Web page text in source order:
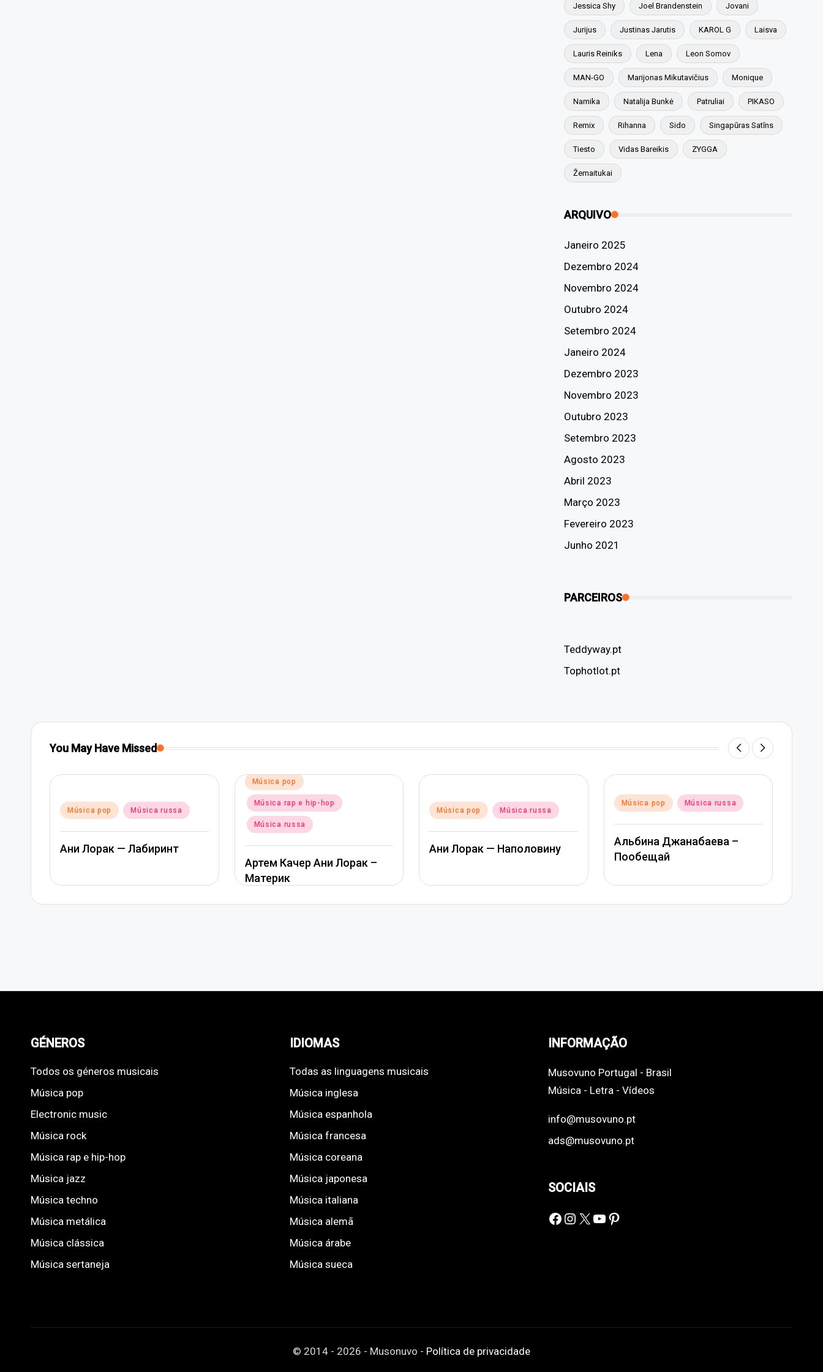
Jessica Shy Joel Brandenstein Jovani
Jurijus Justinas Jarutis KAROL G Laisva
Lauris Reiniks Lena Leon Somov
MAN-GO Marijonas Mikutavičius Monique
Namika Natalija Bunkė Patruliai PIKASO
Remix Rihanna Sido Singapūras Satīns
Tiesto Vidas Bareikis ZYGGA
Žemaitukai
ARQUIVO
Janeiro 2025
Dezembro 2024
Novembro 2024
Outubro 2024
Setembro 2024
Janeiro 2024
Dezembro 2023
Novembro 2023
Outubro 2023
Setembro 2023
Agosto 2023
Abril 2023
Março 2023
Fevereiro 2023
Junho 2021
PARCEIROS
Teddyway.pt
Tophotlot.pt
You May Have Missed
Posted
Música pop Música russa
Ани Лорак — Лабиринт
Posted
in
Música pop
Música rap e hip-hop
Música russa
Артем Качер Ани Лорак –
Материк
Posted
Música pop Música russa
Ани Лорак — Наполовину
Posted
Música pop Música russa
Альбина Джанабаева –
Пообещай
GÉNEROS
Todos os géneros musicais
Música pop
Electronic music
Música rock
Música rap e hip-hop
Música jazz
Música techno
Música metálica
Música clássica
Música sertaneja
IDIOMAS
Todas as linguagens musicais
Música inglesa
Música espanhola
Música francesa
Música coreana
Música japonesa
Música italiana
Música alemã
Música árabe
Música sueca
INFORMAÇÃO
Musovuno Portugal - Brasil
Música - Letra - Vídeos
info@musovuno.pt
ads@musovuno.pt
SOCIAIS
Facebook
Instagram
X YouTube
Pinterest
© 2014 - 2026 - Musonuvo - Política de privacidade